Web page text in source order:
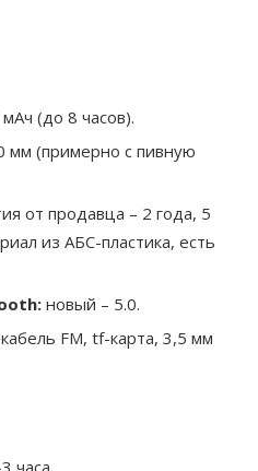
(до 8 часов).
мм (примерно с пивную
от продавца – 2 года, 5
из АБС-пластика, есть
новый – 5.0.
кабель FM, tf-карта, 3,5 мм